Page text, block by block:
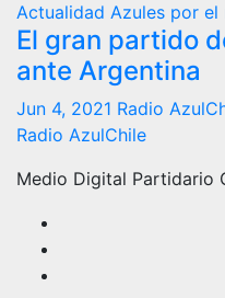
Actualidad Azules por el
El gran partido
ante Argentina
Jun 4, 2021 Radio
Radio AzulChile
Medio Digital Partidario